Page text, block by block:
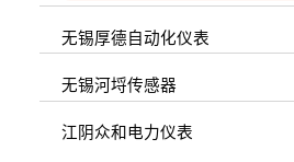
无锡厚德自动化仪表
无锡河埒传感器
江阴众和电力仪表